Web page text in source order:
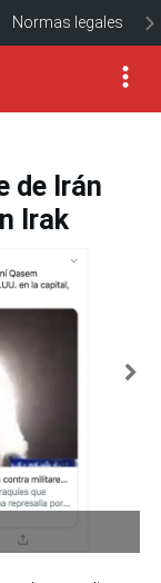
Normas legales
de Irán
Irak